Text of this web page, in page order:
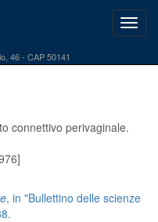
46 - CAP 50141
connettivo perivaginale.
, in "Bullettino delle scienze